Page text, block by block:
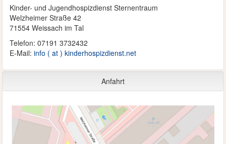
Kinder- und Jugendhospizdienst Sternentraum
Welzheimer Straße 42
71554 Weissach im Tal
Telefon: 07191 3732432
E-Mail: info ( at ) kinderhospizdienst.net
Anfahrt